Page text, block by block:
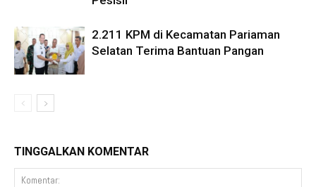
2.211 KPM di Kecamatan Pariaman
Selatan Terima Bantuan Pangan
TINGGALKAN KOMENTAR